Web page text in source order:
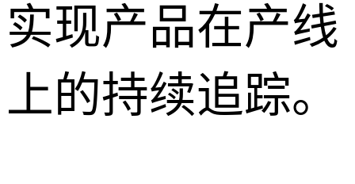
实现产品在产线
上的持续追踪。